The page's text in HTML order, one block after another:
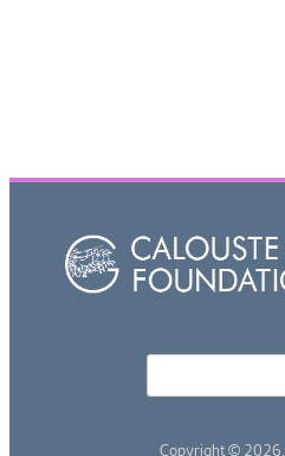
Copyright © 2026,